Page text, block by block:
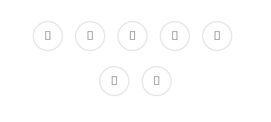
facebook
google-
plus
instagram whatsapp tiktok
phone email